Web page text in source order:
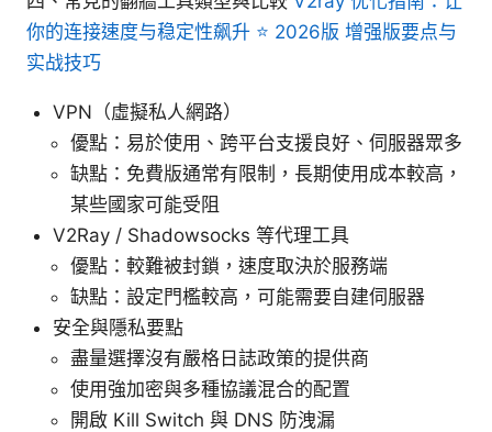
你的连接速度与稳定性飙升 ⭐ 2026版 增强版要点与
实战技巧
VPN（虛擬私人網路）
優點：易於使用、跨平台支援良好、伺服器眾多
缺點：免費版通常有限制，長期使用成本較高，
某些國家可能受阻
V2Ray / Shadowsocks 等代理工具
優點：較難被封鎖，速度取決於服務端
缺點：設定門檻較高，可能需要自建伺服器
安全與隱私要點
盡量選擇沒有嚴格日誌政策的提供商
使用強加密與多種協議混合的配置
開啟 Kill Switch 與 DNS 防洩漏